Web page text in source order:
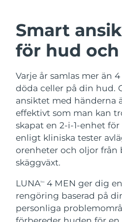
Smart
för hud
Varje år samlas mer än
döda celler på din hud.
ansiktet med händerna
effektivt som man kan
skapat en 2-i-1-enhet
enligt kliniska tester
orenheter och oljor från
skäggväxt.
LUNATM
4 MEN ger dig
rengöring baserad på
personliga
Ansiktsrengöring
LUNA™ 4-
Anti-aging
LUNA™ 4
Massage, LED
LUNA™ 4
For men, anti-
BEAR™ 2-
Microcurrent
BEAR™ 2 go
Microcurrent
BEAR™ 2
Microcurrent
Återfuktning
UFO™ 3-
Deep facial
UFO™ 3 LED
Near-infrared
device
issa™ 4
Hybrid silicone
issa™ 4 plus
Smart hybrid
FAQ™ ANTI-AGING-
Anti-aging
Bahrain
Bermuda
Bosnien och
Hercegovina
Brunei
Bulgarien
Kanada
Chile